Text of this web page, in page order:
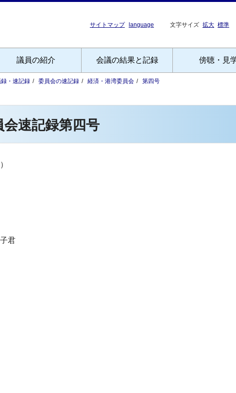
サイトマップ language 文字サイズ 拡大 標準
議員の紹介 会議の結果と記録 傍聴・見
・速記録 委員会の速記録 経済・港湾委員会 第四号
速記録第四号
君